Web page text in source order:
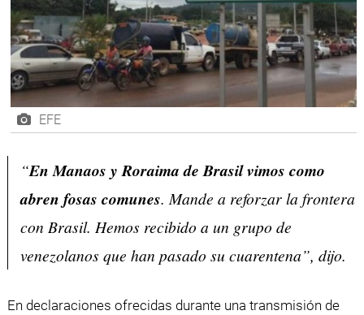
EFE
“En Manaos y Roraima de Brasil vimos como
abren fosas comunes. Mande a reforzar la frontera
con Brasil. Hemos recibido a un grupo de
venezolanos que han pasado su cuarentena”, dijo.
En declaraciones ofrecidas durante una transmisión de